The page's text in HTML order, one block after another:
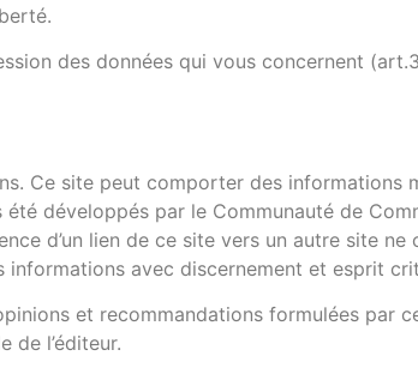
des données qui vous concernent
Ce site peut comporter des informations
développés par le Communauté de
d’un lien de ce site vers un autre site ne
informations avec discernement et esprit
et recommandations formulées par
de l’éditeur.